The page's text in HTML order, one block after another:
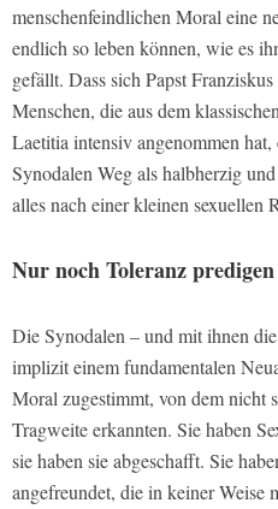
menschenfeindlichen Moral eine
endlich so leben können, wie es
gefällt. Dass sich Papst
Menschen, die aus dem
Laetitia intensiv angenommen
Synodalen Weg als halbherzig
alles nach einer kleinen sexuellen
Nur noch Toleranz predigen
Die Synodalen – und mit ihnen
implizit einem fundamentalen
Moral zugestimmt, von dem nicht
Tragweite erkannten. Sie haben
sie haben sie abgeschafft. Sie
angefreundet, die in keiner Weise